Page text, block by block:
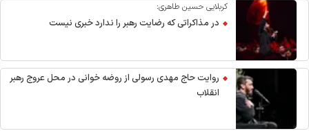
کربلایی حسین طاهری:
در مذاکراتی که رضایت رهبر را ندارد خبری نیست
روایت حاج مهدی رسولی از روضه خوانی در محل عروج رهبر
انقلاب